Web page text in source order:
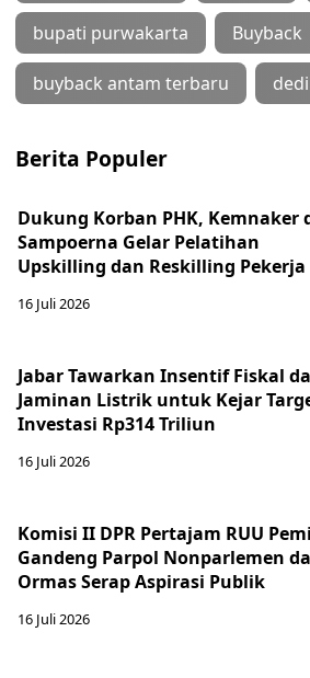
bupati purwakarta Buyback
buyback antam terbaru
Berita Populer
Dukung Korban PHK, Kemnaker
Sampoerna Gelar Pelatihan
Upskilling dan Reskilling Pekerja
16 Juli 2026
Jabar Tawarkan Insentif Fiskal
Jaminan Listrik untuk Kejar
Investasi Rp314 Triliun
16 Juli 2026
Komisi II DPR Pertajam RUU
Gandeng Parpol Nonparlemen
Ormas Serap Aspirasi Publik
16 Juli 2026